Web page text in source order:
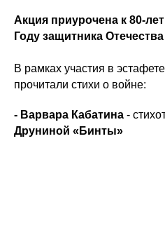
Акция приурочена к 80-
Году защитника
В рамках участия в
прочитали стихи о войне:
- Варвара Кабатина -
Друниной «Бинты»